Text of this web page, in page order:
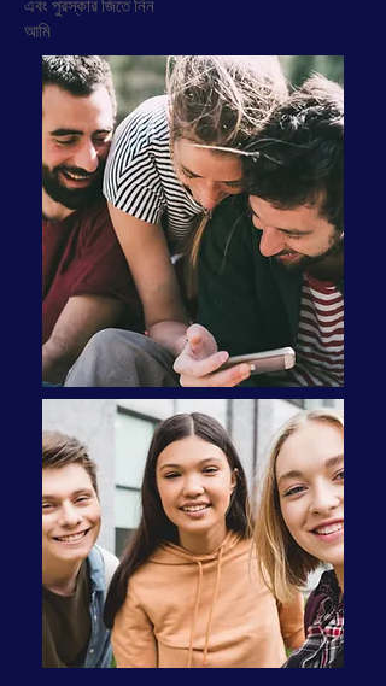
এবং পুরস্কার জিতে নিন
আমি